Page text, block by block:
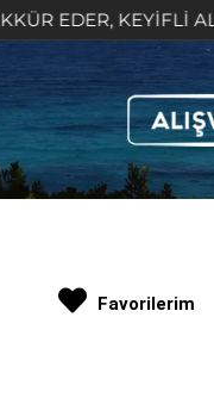
ALIŞVERİŞLER
Favorilerim